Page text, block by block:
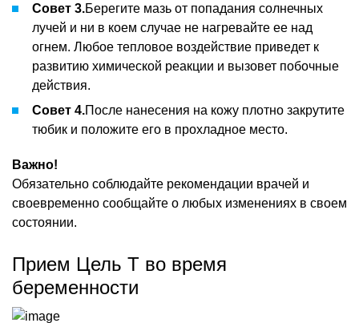
Совет 3.Берегите мазь от попадания солнечных
лучей и ни в коем случае не нагревайте ее над
огнем. Любое тепловое воздействие приведет к
развитию химической реакции и вызовет побочные
действия.
Совет 4.После нанесения на кожу плотно закрутите
тюбик и положите его в прохладное место.
Важно!
Обязательно соблюдайте рекомендации врачей и
своевременно сообщайте о любых изменениях в своем
состоянии.
Прием Цель Т во время
беременности